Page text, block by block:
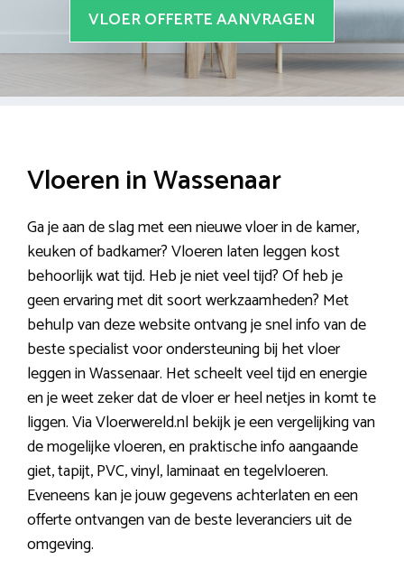
VLOER OFFERTE AANVRAGEN
Vloeren in Wassenaar
Ga je aan de slag met een nieuwe vloer in de kamer,
keuken of badkamer? Vloeren laten leggen kost
behoorlijk wat tijd. Heb je niet veel tijd? Of heb je
geen ervaring met dit soort werkzaamheden? Met
behulp van deze website ontvang je snel info van de
beste specialist voor ondersteuning bij het vloer
leggen in Wassenaar. Het scheelt veel tijd en energie
en je weet zeker dat de vloer er heel netjes in komt te
liggen. Via Vloerwereld.nl bekijk je een vergelijking van
de mogelijke vloeren, en praktische info aangaande
giet, tapijt, PVC, vinyl, laminaat en tegelvloeren.
Eveneens kan je jouw gegevens achterlaten en een
offerte ontvangen van de beste leveranciers uit de
omgeving.